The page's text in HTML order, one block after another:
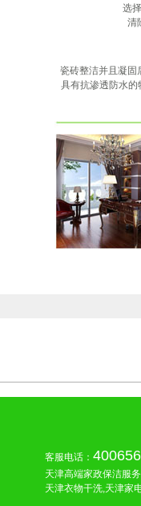
选
清
瓷砖整洁并且凝固
具有抗渗透防水
客服电话：
天津高端家政保洁服
天津衣物干洗,天津家